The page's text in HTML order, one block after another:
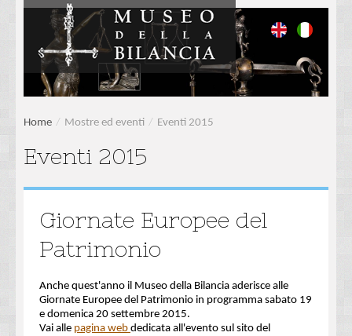
Home / Mostre ed eventi / Eventi 2015
Eventi 2015
Giornate Europee del
Patrimonio
Anche quest'anno il Museo della Bilancia aderisce alle
Giornate Europee del Patrimonio in programma sabato 19
e domenica 20 settembre 2015.
Vai alle pagina web dedicata all'evento sul sito del